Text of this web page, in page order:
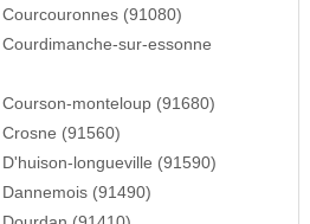
(91080)
sur-essonne
monteloup (91680)
(91560)
longueville (91590)
(91490)